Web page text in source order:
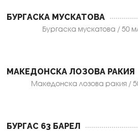
БУРГАСКА МУСКАТОВА
Бургаска мускатова / 50
МАКЕДОНСКА ЛОЗОВА РАКИЯ
Македонска лозова ракия /
БУРГАС 63 БАРЕЛ